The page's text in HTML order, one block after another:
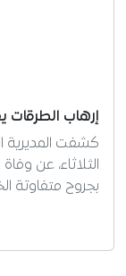
إرهاب الطرقات يقتل 22 شخصا
كشفت المديرية
بجروح متفاوتة